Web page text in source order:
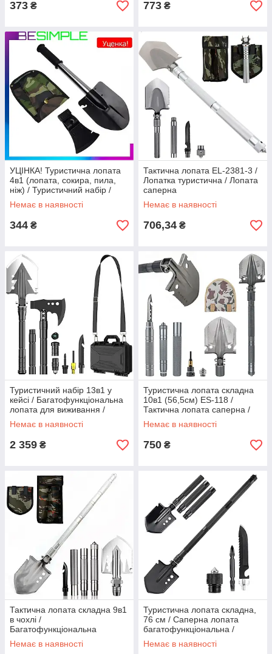
373 ₴ 773 ₴
УЦІНКА! Туристична лопата
4в1 (лопата, сокира, пила,
ніж) / Туристичний набір /
Похідний набір
Немає в наявності
344 ₴
Тактична лопата EL-2381-3 /
Лопатка туристична / Лопата
саперна
багатофункціональна /
Саперка
Немає в наявності
706,34 ₴
Туристичний набір 13в1 у
кейсі / Багатофункціональна
лопата для виживання /
Похідна саперна лопата
Немає в наявності
2 359 ₴
Туристична лопата складна
10в1 (56,5см) ES-118 /
Тактична лопата саперна /
Похідна лопата-мультитул
Немає в наявності
750 ₴
Тактична лопата складна 9в1
в чохлі /
Багатофункціональна
саперна лопата / Лопата
туристична
Немає в наявності
Туристична лопата складна,
76 см / Саперна лопата
багатофункціональна /
Тактична лопата саперка
Немає в наявності